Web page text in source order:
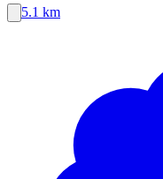
5.1 km